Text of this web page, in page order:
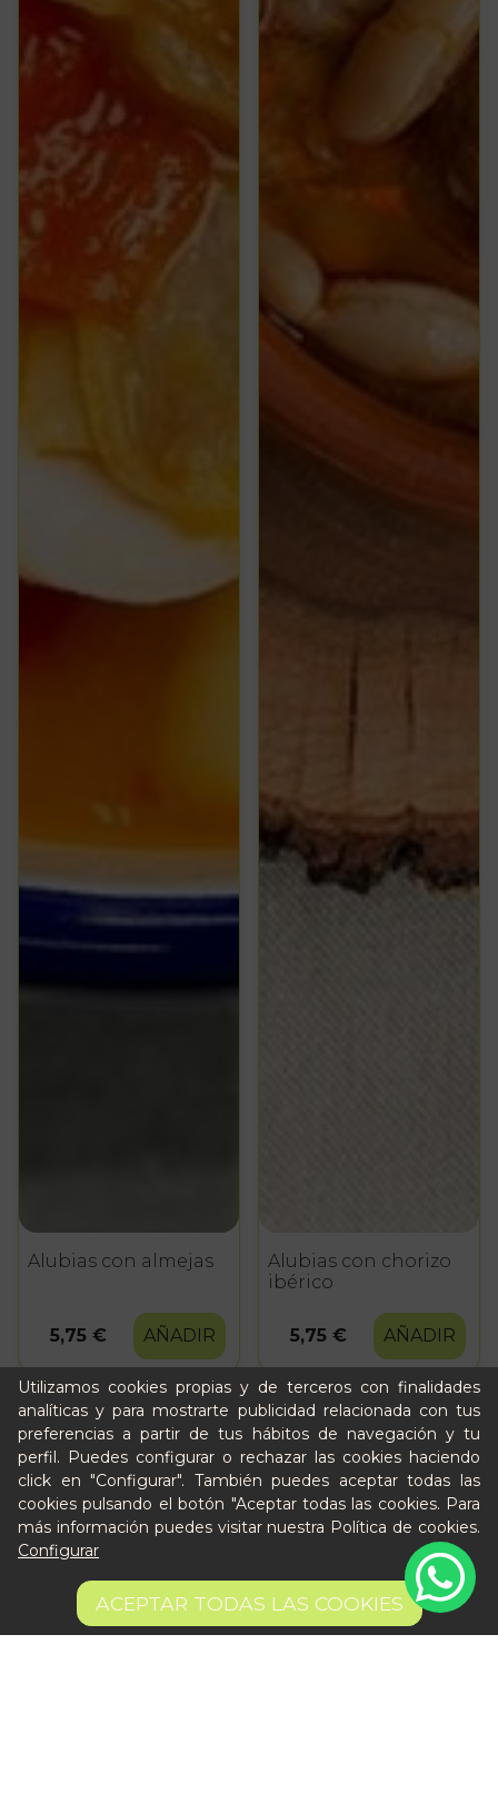
Alubias con almejas
5,75 € AÑADIR
Alubias con chorizo
ibérico
5,75 € AÑADIR
Utilizamos cookies propias y de terceros con finalidades
analíticas y para mostrarte publicidad relacionada con tus
preferencias a partir de tus hábitos de navegación y tu
perfil. Puedes configurar o rechazar las cookies haciendo
click en "Configurar". También puedes aceptar todas las
cookies pulsando el botón "Aceptar todas las cookies. Para
más información puedes visitar nuestra Política de cookies.
Configurar
ACEPTAR TODAS LAS COOKIES